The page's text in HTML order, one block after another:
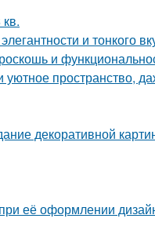
и тонкого
и
пространство,
декоративной
её оформлении